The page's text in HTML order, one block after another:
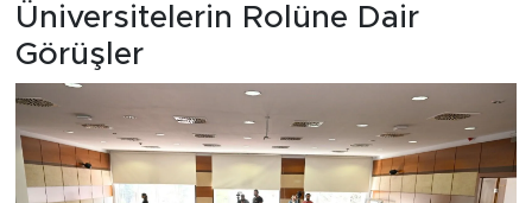
Üniversitelerin Rolüne Dair
Görüşler